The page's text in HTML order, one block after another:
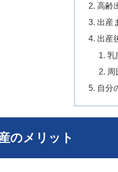
高齢
出産
出産
乳
周
自分
のメリット